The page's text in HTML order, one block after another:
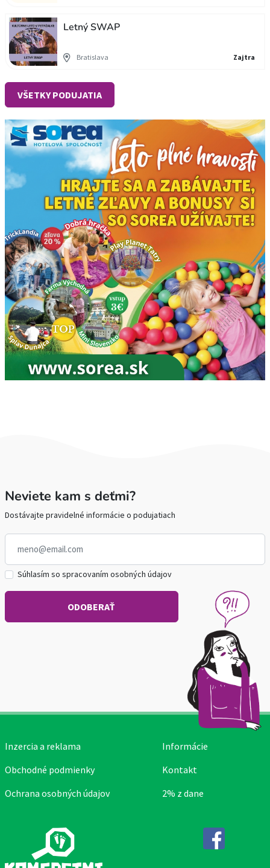
Letný SWAP
Bratislava Zajtra
VŠETKY PODUJATIA
Neviete kam s deťmi?
Dostávajte pravidelné informácie o podujatiach
Súhlasím so spracovaním osobných údajov
Inzercia a reklama
Obchodné podmienky
Ochrana osobných údajov
Informácie
Kontakt
2% z dane